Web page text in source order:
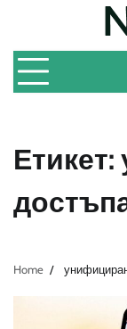
content
Етикет:
Home